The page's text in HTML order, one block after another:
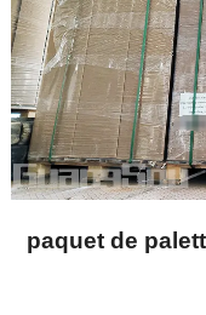
paquet de